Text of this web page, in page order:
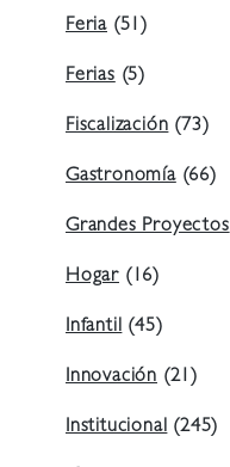
Feria (51)
Ferias (5)
Fiscalización (73)
Gastronomía(66)
Grandes Proyectos
Hogar (16)
Infantil (45)
Innovación (21)
Institucional (245)